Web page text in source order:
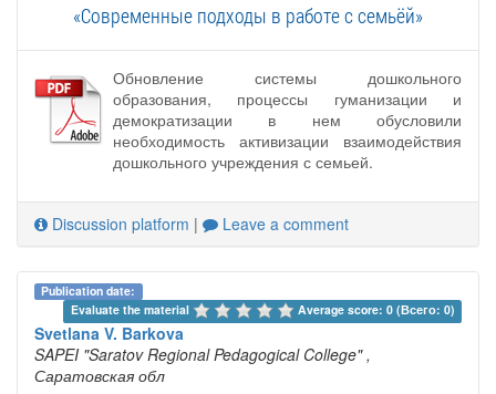
«Современные подходы в работе с семьёй»
Обновление системы дошкольного
образования, процессы гуманизации и
демократизации в нем обусловили
необходимость активизации взаимодействия
дошкольного учреждения с семьей.
Discussion platform | Leave a comment
Publication date:
Evaluate the material
Average score: 0 (Всего: 0)
Svetlana V. Barkova
SAPEI "Saratov Regional Pedagogical College" ,
Саратовская обл